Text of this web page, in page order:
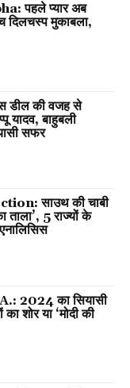
पहले प्यार अब
दिलचस्प मुकाबला,
डील की वजह से
यादव, बाहुबली
सफर
साउथ की चाबी
ताला’, 5 राज्यों के
2024 का सियासी
का शोर या ‘मोदी की